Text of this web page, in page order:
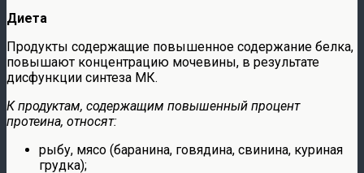
Диета
Продукты содержащие повышенное содержание белка,
повышают концентрацию мочевины, в результате
дисфункции синтеза МК.
К продуктам, содержащим повышенный процент
протеина, относят:
рыбу, мясо (баранина, говядина, свинина, куриная
грудка);